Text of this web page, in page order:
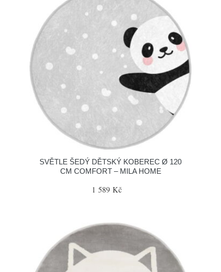
SVĚTLE ŠEDÝ DĚTSKÝ KOBEREC Ø 120
CM COMFORT – MILA HOME
1 589 Kč